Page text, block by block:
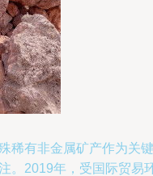
稀有非金属矿产作为关键
。2019年，受国际贸易